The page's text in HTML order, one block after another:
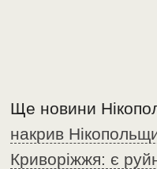
Ще новини
накрив
Криворіжжя: є